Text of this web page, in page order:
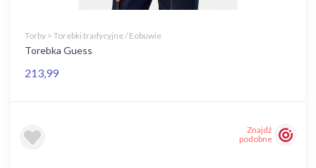
Torby > Torebki tradycyjne / Eobuwie
Torebka Guess
213,99
Znajdź
podobne